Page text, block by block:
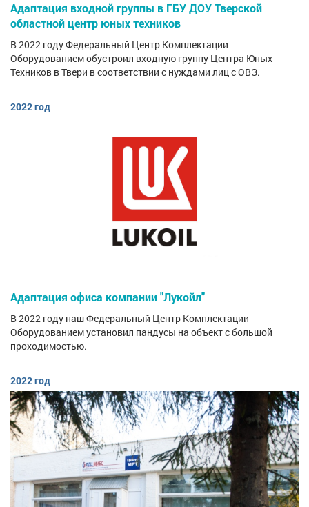
Адаптация входной группы в ГБУ ДОУ Тверской
областной центр юных техников
В 2022 году Федеральный Центр Комплектации
Оборудованием обустроил входную группу Центра Юных
Техников в Твери в соответствии с нуждами лиц с ОВЗ.
2022 год
Адаптация офиса компании "Лукойл"
В 2022 году наш Федеральный Центр Комплектации
Оборудованием установил пандусы на объект с большой
проходимостью.
2022 год